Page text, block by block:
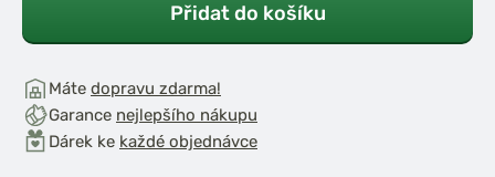
Přidat do košíku
Máte dopravu zdarma!
Garance nejlepšího nákupu
Dárek ke každé objednávce